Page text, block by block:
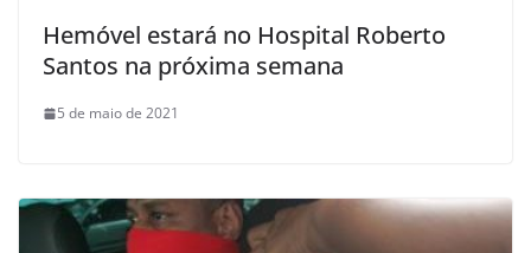
Hemóvel estará no Hospital Roberto
Santos na próxima semana
5 de maio de 2021